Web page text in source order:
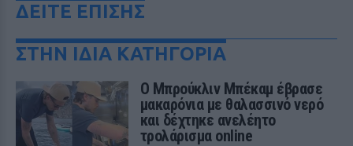
ΔΕΙΤΕ ΕΠΙΣΗΣ
ΣΤΗΝ ΙΔΙΑ ΚΑΤΗΓΟΡΙΑ
Ο Μπρούκλιν Μπέκαμ έβρασε
μακαρόνια με θαλασσινό νερό
και δέχτηκε ανελέητο
τρολάρισμα online